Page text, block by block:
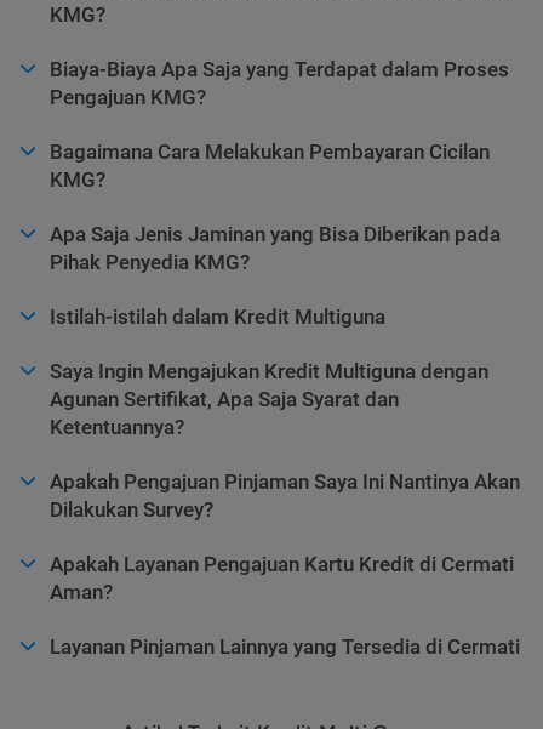
KMG?
Biaya-Biaya Apa Saja yang Terdapat dalam Proses
Pengajuan KMG?
Bagaimana Cara Melakukan Pembayaran Cicilan
KMG?
Apa Saja Jenis Jaminan yang Bisa Diberikan pada
Pihak Penyedia KMG?
Istilah-istilah dalam Kredit Multiguna
Saya Ingin Mengajukan Kredit Multiguna dengan
Agunan Sertifikat, Apa Saja Syarat dan
Ketentuannya?
Apakah Pengajuan Pinjaman Saya Ini Nantinya Akan
Dilakukan Survey?
Apakah Layanan Pengajuan Kartu Kredit di Cermati
Aman?
Layanan Pinjaman Lainnya yang Tersedia di Cermati